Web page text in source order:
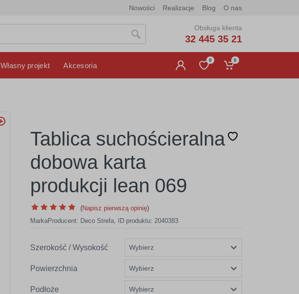
Nowości Realizacje Blog O nas
Obsługa klienta
32 445 35 21
Własny projekt Akcesoria
0 0
Tablica suchościeralna
dobowa karta
produkcji lean 069
(Napisz pierwszą opinię)
MarkaProducent: Deco Strefa, ID produktu: 2040383
Szerokość / Wysokość
Powierzchnia
Podłoże